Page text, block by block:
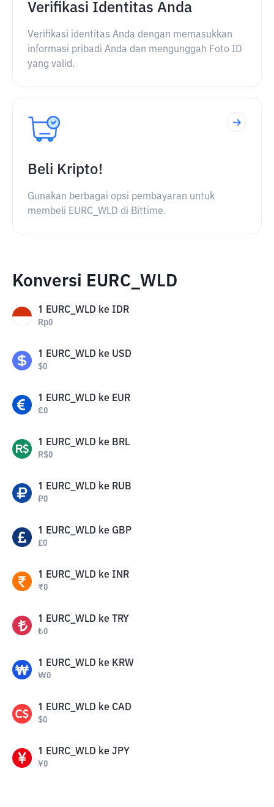
Verifikasi Identitas Anda
Verifikasi identitas Anda dengan memasukkan
informasi pribadi Anda dan mengunggah Foto ID
yang valid.
Beli Kripto!
Gunakan berbagai opsi pembayaran untuk
membeli EURC_WLD di Bittime.
Konversi EURC_WLD
1 EURC_WLD ke IDR
Rp0
1 EURC_WLD ke USD
$0
1 EURC_WLD ke EUR
€0
1 EURC_WLD ke BRL
R$0
1 EURC_WLD ke RUB
₽0
1 EURC_WLD ke GBP
£0
1 EURC_WLD ke INR
₹0
1 EURC_WLD ke TRY
₺0
1 EURC_WLD ke KRW
₩0
1 EURC_WLD ke CAD
$0
1 EURC_WLD ke JPY
¥0